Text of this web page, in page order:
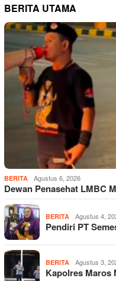
BERITA UTAMA
BERITA Agustus 6, 2026
Dewan Penasehat LMBC
BERITA Agustus 4,
Pendiri PT
BERITA Agustus 3,
Kapolres Maros